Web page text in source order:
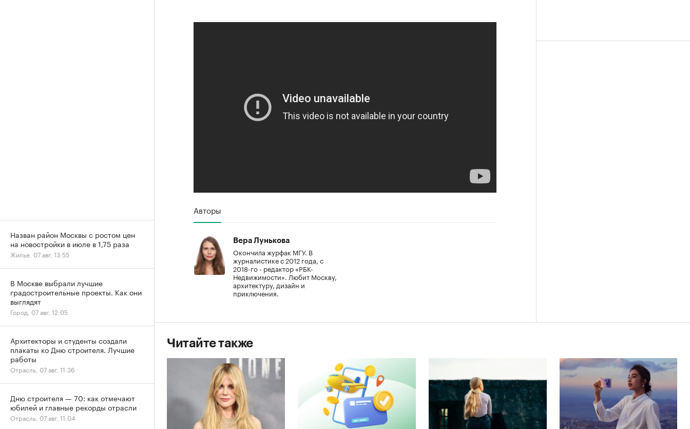
Авторы
Вера Лунькова
Окончила журфак МГУ. В
журналистике с 2012 года, с
2018-го - редактор «РБК-
Недвижимости». Любит Москву,
архитектуру, дизайн и
приключения.
Читайте также
Назван район Москвы с ростом цен
на новостройки в июле в 1,75 раза
Жилье, 07 авг, 13:55
В Москве выбрали лучшие
градостроительные проекты. Как они
выглядят
Город, 07 авг, 12:05
Архитекторы и студенты создали
плакаты ко Дню строителя. Лучшие
работы
Отрасль, 07 авг, 11:36
Дню строителя — 70: как отмечают
юбилей и главные рекорды отрасли
Отрасль, 07 авг, 11:04